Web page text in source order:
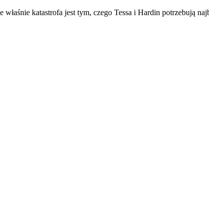
katastrofa jest tym, czego Tessa i Hardin potrzebują